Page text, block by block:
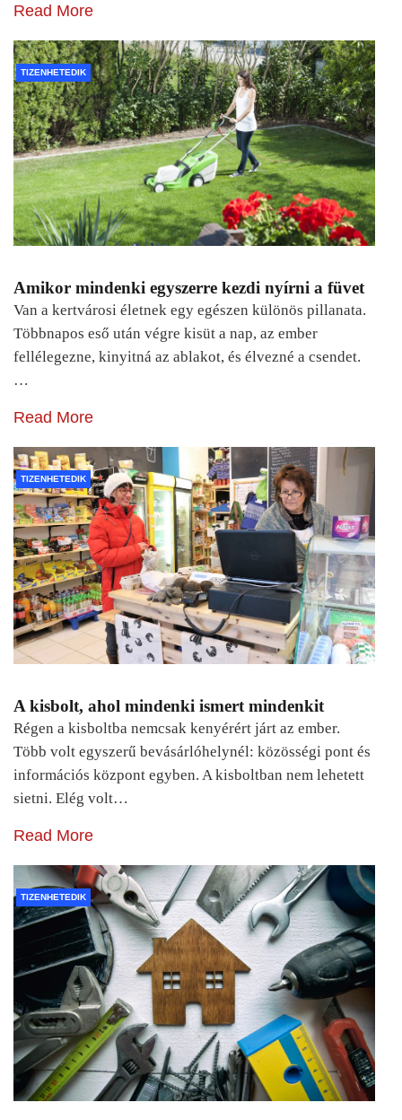
Read More
TIZENHETEDIK
Amikor mindenki egyszerre kezdi nyírni a füvet
Van a kertvárosi életnek egy egészen különös pillanata.
Többnapos eső után végre kisüt a nap, az ember
fellélegezne, kinyitná az ablakot, és élvezné a csendet.
…
Read More
TIZENHETEDIK
A kisbolt, ahol mindenki ismert mindenkit
Régen a kisboltba nemcsak kenyérért járt az ember.
Több volt egyszerű bevásárlóhelynél: közösségi pont és
információs központ egyben. A kisboltban nem lehetett
sietni. Elég volt…
Read More
TIZENHETEDIK